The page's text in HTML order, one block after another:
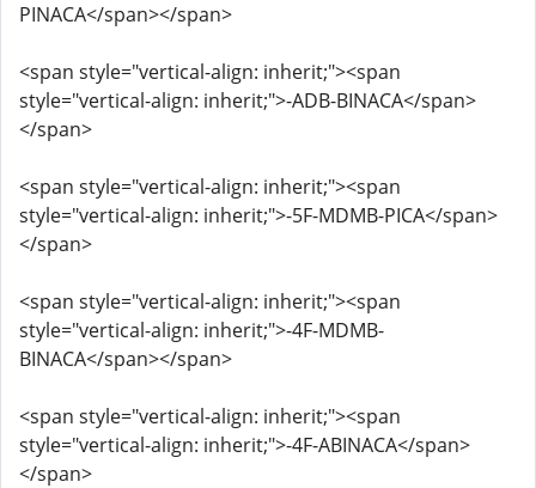
PINACA</span></span>
<span style="vertical-align: inherit;"><span
style="vertical-align: inherit;">-ADB-BINACA</span>
</span>
<span style="vertical-align: inherit;"><span
style="vertical-align: inherit;">-5F-MDMB-PICA</span>
</span>
<span style="vertical-align: inherit;"><span
style="vertical-align: inherit;">-4F-MDMB-
BINACA</span></span>
<span style="vertical-align: inherit;"><span
style="vertical-align: inherit;">-4F-ABINACA</span>
</span>